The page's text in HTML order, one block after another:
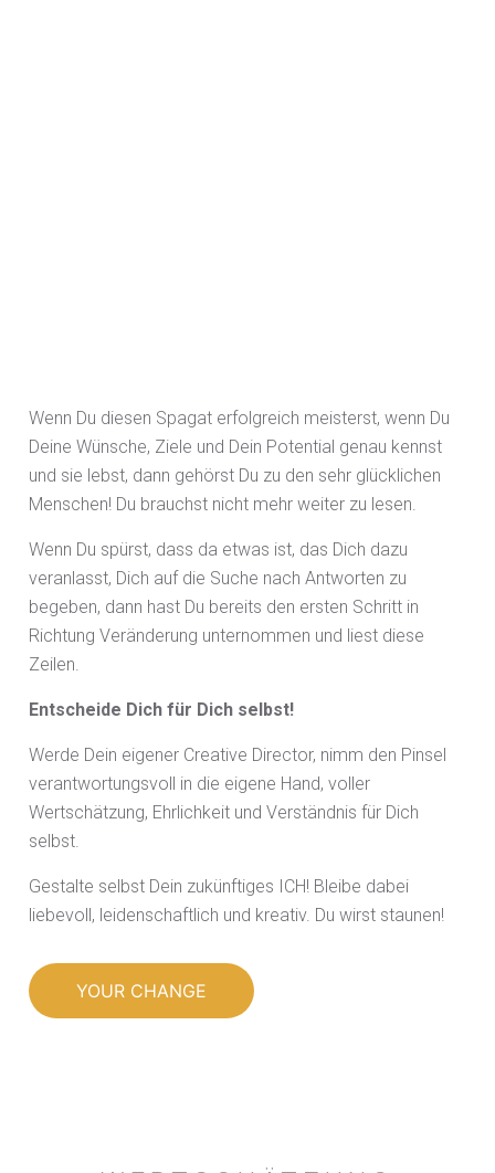
Wenn Du diesen Spagat erfolgreich meisterst, wenn Du
Deine Wünsche, Ziele und Dein Potential genau kennst
und sie lebst, dann gehörst Du zu den sehr glücklichen
Menschen! Du brauchst nicht mehr weiter zu lesen.
Wenn Du spürst, dass da etwas ist, das Dich dazu
veranlasst, Dich auf die Suche nach Antworten zu
begeben, dann hast Du bereits den ersten Schritt in
Richtung Veränderung unternommen und liest diese
Zeilen.
Entscheide Dich für Dich selbst!
Werde Dein eigener Creative Director, nimm den Pinsel
verantwortungsvoll in die eigene Hand, voller
Wertschätzung, Ehrlichkeit und Verständnis für Dich
selbst.
Gestalte selbst Dein zukünftiges ICH! Bleibe dabei
liebevoll, leidenschaftlich und kreativ. Du wirst staunen!
YOUR CHANGE